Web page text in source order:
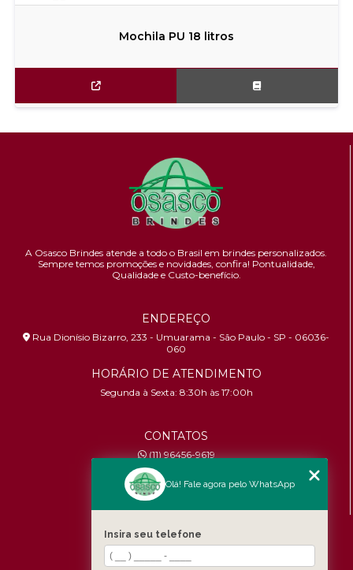
Mochila PU 18 litros
A Osasco Brindes atende a todo o Brasil em brindes personalizados.
Sempre temos promoções e novidades, confira! Pontualidade,
Qualidade e Custo-benefício.
ENDEREÇO
Rua Dionísio Bizarro, 233 - Umuarama - São Paulo - SP - 06036-
060
HORÁRIO DE ATENDIMENTO
Segunda à Sexta: 8:30h às 17:00h
CONTATOS
(11) 96456-9619
contato@osascobrindes.com.br
CNPJ:26.434.153/0001-30
MENU
Quem somos
Olá! Fale agora pelo WhatsApp
Insira seu telefone